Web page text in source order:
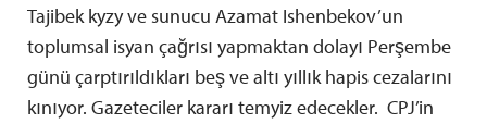
Tajibek kyzy ve sunucu Azamat Ishenbekov’un
toplumsal isyan çağrısı yapmaktan dolayı Perşembe
günü çarptırıldıkları beş ve altı yıllık hapis cezalarını
kınıyor. Gazeteciler kararı temyiz edecekler. CPJ’in